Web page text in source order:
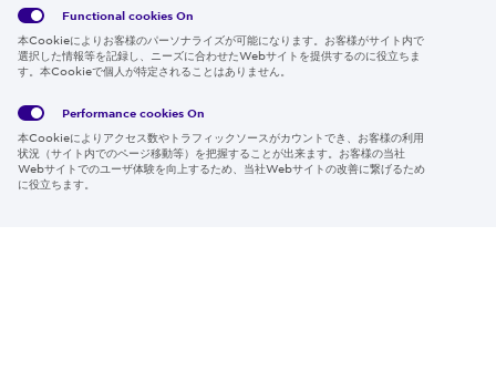
Global
Policy
サイト
約
Region & Language:
Japan | JP
Functional cookies On
本Cookieによりお客様のパーソナライズが可能になります。お客様がサイト内で
選択した情報等を記録し、ニーズに合わせたWebサイトを提供するのに役立ちま
す。本Cookieで個人が特定されることはありません。
Performance cookies On
本Cookieによりアクセス数やトラフィックソースがカウントでき、お客様の利用
状況（サイト内でのページ移動等）を把握することが出来ます。お客様の当社
Webサイトでのユーザ体験を向上するため、当社Webサイトの改善に繋げるため
に役立ちます。